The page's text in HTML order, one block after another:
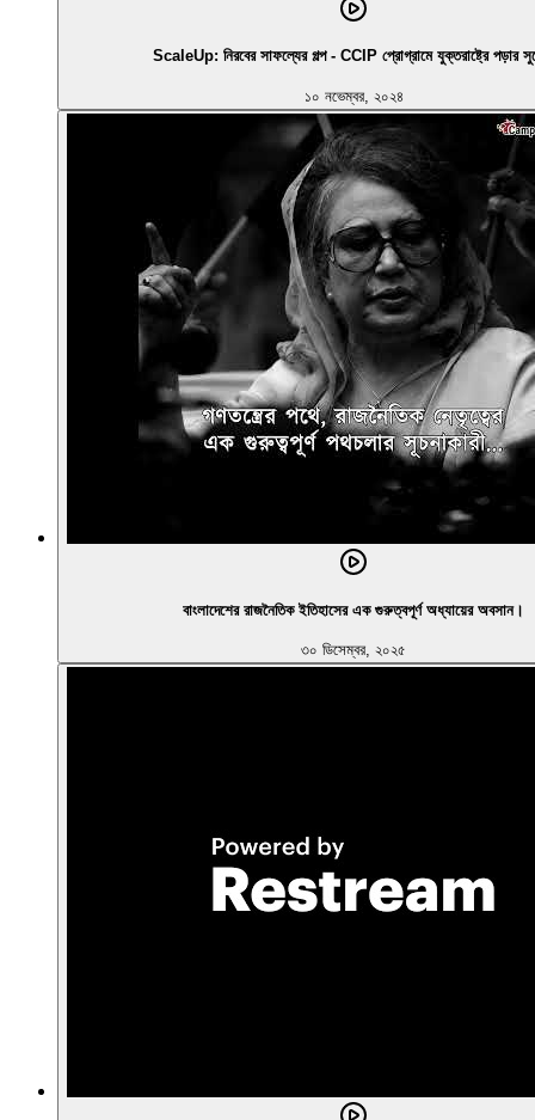
ScaleUp: নিরবের সাফল্যের গল্প - CCIP প্রোগ্রামে যুক্তরাষ্ট্রে পড়ার
১০ নভেম্বর, ২০২৪
বাংলাদেশের রাজনৈতিক ইতিহাসের এক গুরুত্বপূর্ণ অধ্যায়ের অবসান।
৩০ ডিসেম্বর, ২০২৫